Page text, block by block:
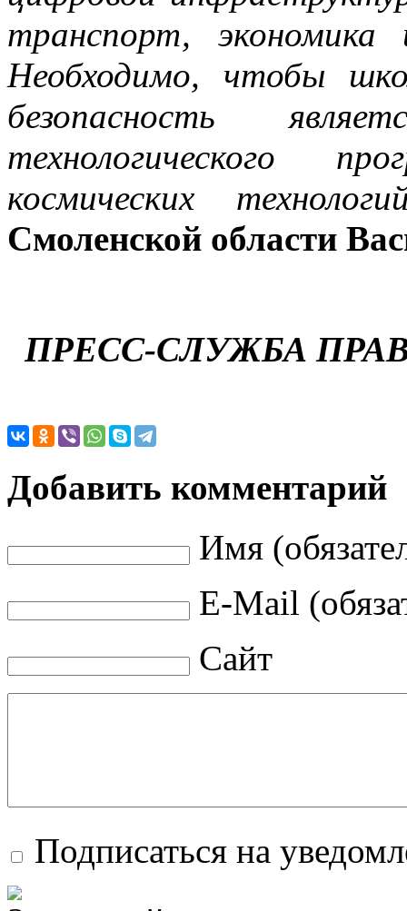
транспорт, экономика
Необходимо, чтобы
безопасность
технологического
космических
Смоленской области
ПРЕСС-СЛУЖБА
Добавить комментарий
Имя
E-Mail
Сайт
Подписаться на